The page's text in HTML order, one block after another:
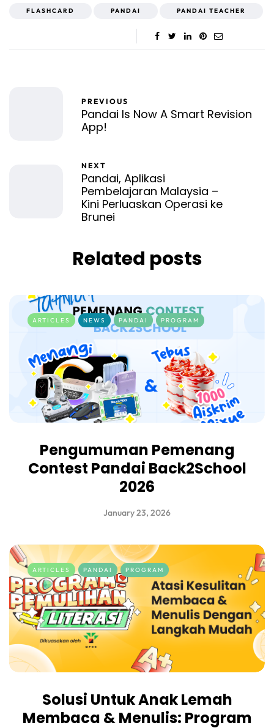
FLASHCARD PANDAI PANDAI TEACHER
PREVIOUS
Pandai Is Now A Smart Revision
App!
NEXT
Pandai, Aplikasi
Pembelajaran Malaysia –
Kini Perluaskan Operasi ke
Brunei
Related posts
ARTICLES NEWS PANDAI PROGRAM
Pengumuman Pemenang
Contest Pandai Back2School
2026
January 23, 2026
ARTICLES PANDAI PROGRAM
Solusi Untuk Anak Lemah
Membaca & Menulis: Program